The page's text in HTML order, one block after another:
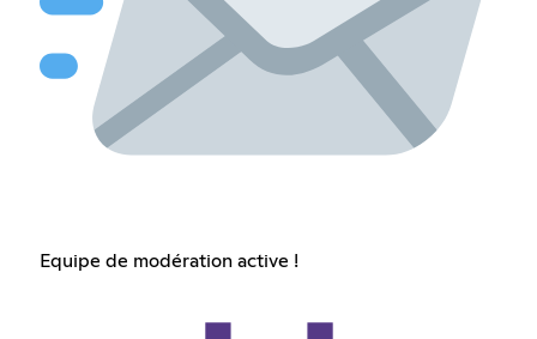
Equipe de modération active !